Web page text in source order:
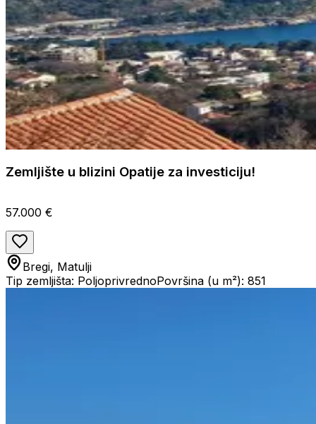
Zemljište u blizini Opatije za investiciju!
57.000 €
Bregi, Matulji
Tip zemljišta: PoljoprivrednoPovršina (u m²): 851